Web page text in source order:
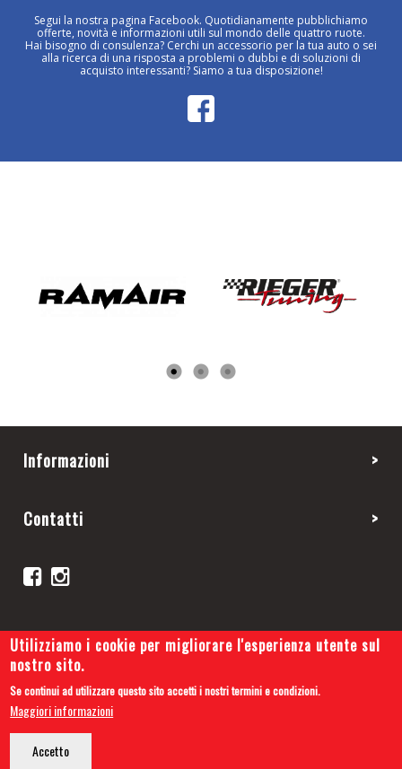
Segui la nostra pagina Facebook. Quotidianamente pubblichiamo
offerte, novità e informazioni utili sul mondo delle quattro ruote.
Hai bisogno di consulenza? Cerchi un accessorio per la tua auto o sei
alla ricerca di una risposta a problemi o dubbi e di soluzioni di
acquisto interessanti? Siamo a tua disposizione!
Informazioni
Contatti
Copyright 2019 © Cars and Tips
Utilizziamo i cookie per migliorare l'esperienza utente sul
nostro sito.
Se continui ad utilizzare questo sito accetti i nostri termini e condizioni.
Maggiori informazioni
Accetto